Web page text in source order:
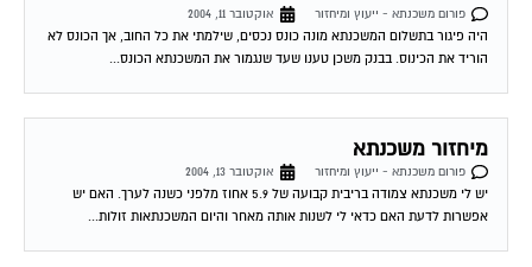
היה פיגור בתשלום המשכנתא מונה כונס נכסים, שילמתי את כל החוב, אך הכונס לא
הוריד את הכינוס. בבנק משכן טענו שעד שנגמור את המשכנתא הכונס...
מיחזור משכנתא
פורום משכנתא - ייעוץ ומיחזור
יש לי משכנתא צמודה בריבית קבועה של 5.9 אחוז מלפני כשנה לערך. האם יש
אפשרות לדעת האם כדאי לי לשנות אותה מאחר והיום המשכנתאות זולות...